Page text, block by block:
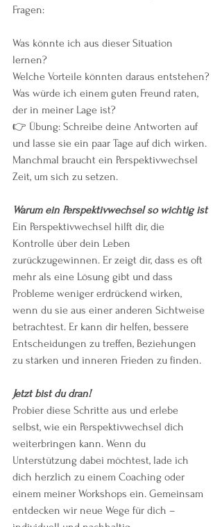
Fragen:
Was könnte ich aus dieser Situation
lernen?
Welche Vorteile könnten daraus entstehen?
Was würde ich einem guten Freund raten,
der in meiner Lage ist?
👉 Übung: Schreibe deine Antworten auf
und lasse sie ein paar Tage auf dich wirken.
Manchmal braucht ein Perspektivwechsel
Zeit, um sich zu setzen.
Warum ein Perspektivwechsel so wichtig ist
Ein Perspektivwechsel hilft dir, die
Kontrolle über dein Leben
zurückzugewinnen. Er zeigt dir, dass es oft
mehr als eine Lösung gibt und dass
Probleme weniger erdrückend wirken,
wenn du sie aus einer anderen Sichtweise
betrachtest. Er kann dir helfen, bessere
Entscheidungen zu treffen, Beziehungen
zu stärken und inneren Frieden zu finden.
Jetzt bist du dran!
Probier diese Schritte aus und erlebe
selbst, wie ein Perspektivwechsel dich
weiterbringen kann. Wenn du
Unterstützung dabei möchtest, lade ich
dich herzlich zu einem Coaching oder
einem meiner Workshops ein. Gemeinsam
entdecken wir neue Wege für dich –